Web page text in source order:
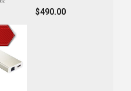
$490.00